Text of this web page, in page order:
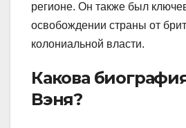
регионе. Он также был
освобождении страны от
колониальной власти.
Какова
Вэня?